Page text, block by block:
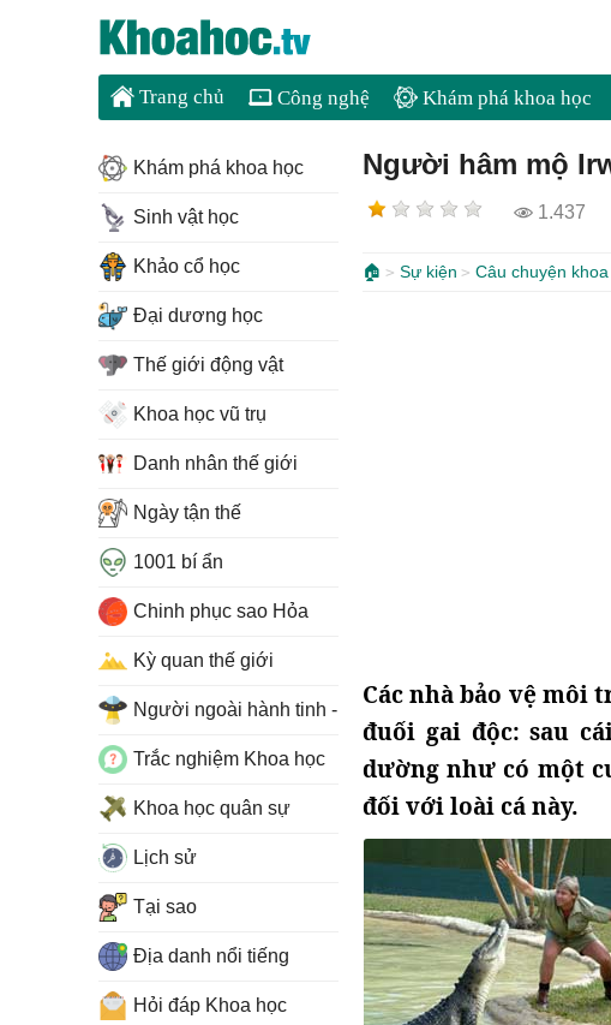
Trang chủ Công nghệ Khám phá khoa học
Người hâm mộ
1.437
🏠 Sự kiện Câu chuyện
Các nhà bảo vệ môi
đuối gai độc: sau
dường như có một
đối với loài cá này.
Khám phá khoa học
Sinh vật học
Khảo cổ học
Đại dương học
Thế giới động vật
Khoa học vũ trụ
Danh nhân thế giới
Ngày tận thế
1001 bí ẩn
Chinh phục sao Hỏa
Kỳ quan thế giới
Người ngoài hành tinh - UFO
Trắc nghiệm Khoa học
Khoa học quân sự
Lịch sử
Tại sao
Địa danh nổi tiếng
Hỏi đáp Khoa học